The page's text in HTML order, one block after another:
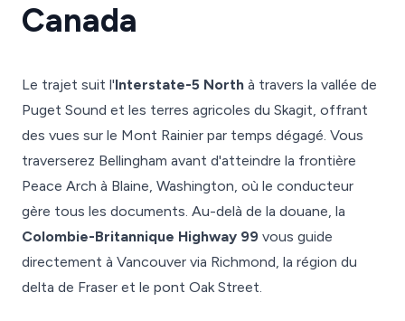
Canada
Le trajet suit l'Interstate-5 North à travers la vallée de
Puget Sound et les terres agricoles du Skagit, offrant
des vues sur le Mont Rainier par temps dégagé. Vous
traverserez Bellingham avant d'atteindre la frontière
Peace Arch à Blaine, Washington, où le conducteur
gère tous les documents. Au-delà de la douane, la
Colombie-Britannique Highway 99 vous guide
directement à Vancouver via Richmond, la région du
delta de Fraser et le pont Oak Street.